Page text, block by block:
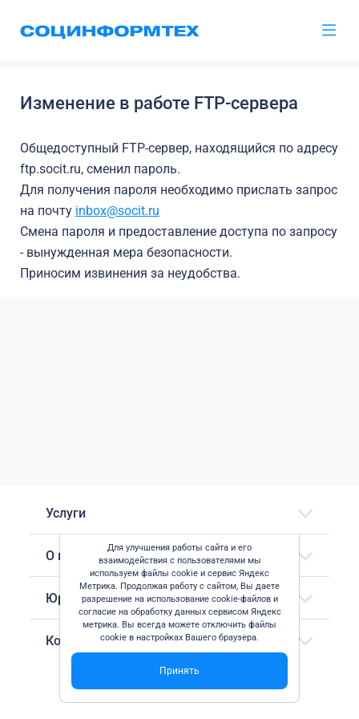
Изменение в работе FTP-сервера
Общедоступный FTP-сервер, находящийся по адресу
ftp.socit.ru, сменил пароль.
Для получения пароля необходимо прислать запрос
на почту inbox@socit.ru
Смена пароля и предоставление доступа по запросу
- вынужденная мера безопасности.
Приносим извинения за неудобства.
Услуги
О компании
Юридическая информация
Контактные данные
© ООО "СоцИнформТех" 2026
Для улучшения работы сайта и его
взаимодействия с пользователями мы
используем файлы cookie и сервис Яндекс
Метрика. Продолжая работу с сайтом, Вы даете
разрешение на использование cookie-файлов и
согласие на обработку данных сервисом Яндекс
метрика. Вы всегда можете отключить файлы
cookie в настройках Вашего браузера.
Принять